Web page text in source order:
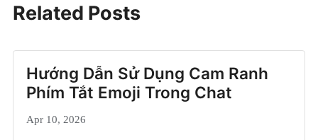
Related Posts
Hướng Dẫn Sử Dụng Cam Ranh
Phím Tắt Emoji Trong Chat
Apr 10, 2026